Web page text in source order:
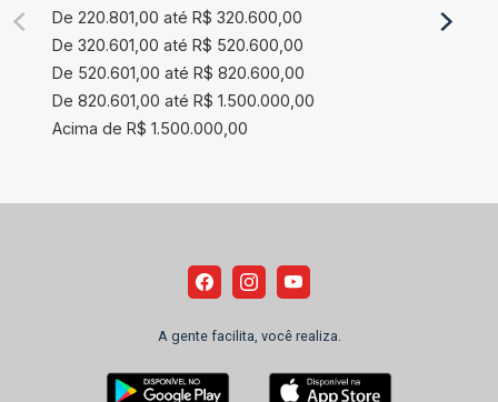
De 220.801,00 até R$ 320.600,00
De 320.601,00 até R$ 520.600,00
De 520.601,00 até R$ 820.600,00
De 820.601,00 até R$ 1.500.000,00
Acima de R$ 1.500.000,00
A gente facilita, você realiza.